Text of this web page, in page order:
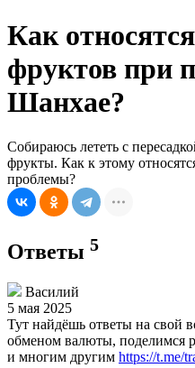
Как
фруктов при
Шанхае?
Собираюсь лететь с
фрукты. Как к этому
проблемы?
Ответы 5
Василий
5 мая 2025
Тут найдёшь ответы на свой
обменом валюты, поделимся
и многим другим https://t.me/